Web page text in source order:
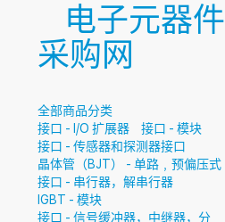
电子元器件
采购网
全部商品分类
接口 - I/O 扩展器
接口 - 模块
接口 - 传感器和探测器接口
晶体管（BJT） - 单路﹐预偏压式
接口 - 串行器，解串行器
IGBT - 模块
接口 - 信号缓冲器，中继器，分